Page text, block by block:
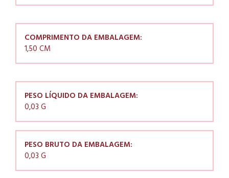
COMPRIMENTO DA EMBALAGEM:
1,50 CM
PESO LÍQUIDO DA EMBALAGEM:
0,03 G
PESO BRUTO DA EMBALAGEM:
0,03 G